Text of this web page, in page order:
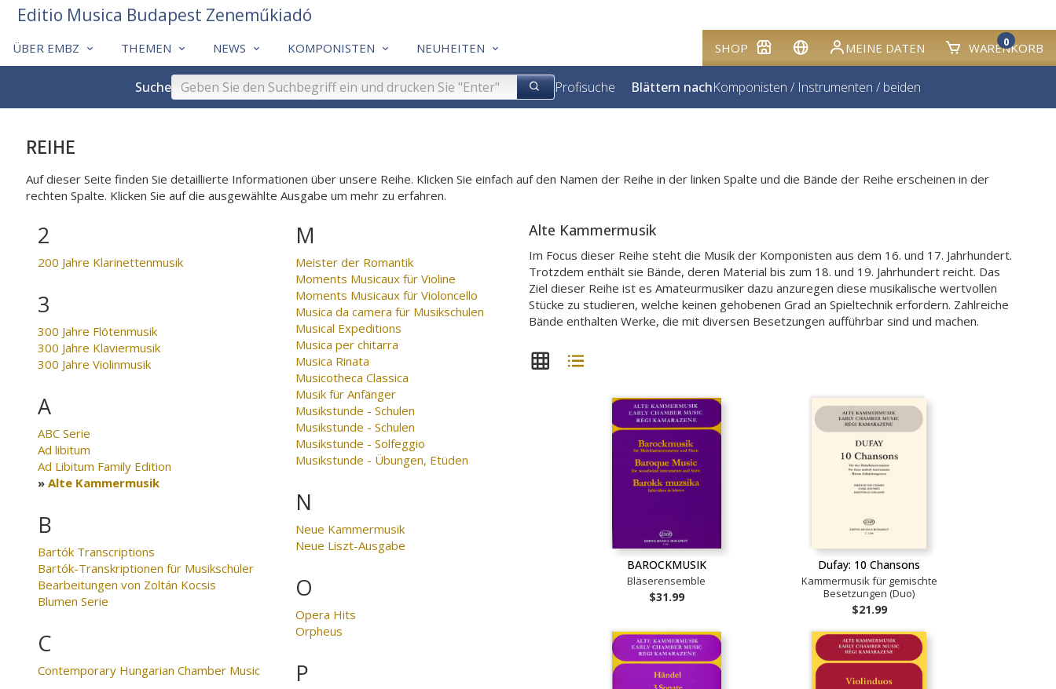
SHOP MEINE DATEN WARENKORB
0
ÜBER EMBZ THEMEN NEWS KOMPONISTEN NEUHEITEN
Editio Musica Budapest Zeneműkiadó
Suche Profisuche Blättern nachKomponisten / Instrumenten / beiden
REIHE
Auf dieser Seite finden Sie detaillierte Informationen über unsere Reihe. Klicken Sie einfach auf den Namen der Reihe in der linken Spalte und die Bände der Reihe erscheinen in der
rechten Spalte. Klicken Sie auf die ausgewählte Ausgabe um mehr zu erfahren.
2
200 Jahre Klarinettenmusik
3
300 Jahre Flötenmusik
300 Jahre Klaviermusik
300 Jahre Violinmusik
A
ABC Serie
Ad libitum
Ad Libitum Family Edition
Alte Kammermusik
B
Bartók Transcriptions
Bartók-Transkriptionen für Musikschüler
Bearbeitungen von Zoltán Kocsis
Blumen Serie
C
Contemporary Hungarian Chamber Music
M
Meister der Romantik
Moments Musicaux für Violine
Moments Musicaux für Violoncello
Musica da camera für Musikschulen
Musical Expeditions
Musica per chitarra
Musica Rinata
Musicotheca Classica
Musik für Anfänger
Musikstunde - Schulen
Musikstunde - Schulen
Musikstunde - Solfeggio
Musikstunde - Übungen, Etüden
N
Neue Kammermusik
Neue Liszt-Ausgabe
O
Opera Hits
Orpheus
P
Alte Kammermusik
Im Focus dieser Reihe steht die Musik der Komponisten aus dem 16. und 17. Jahrhundert.
Trotzdem enthält sie Bände, deren Material bis zum 18. und 19. Jahrhundert reicht. Das
Ziel dieser Reihe ist es Amateurmusiker dazu anzuregen diese musikalische wertvollen
Stücke zu studieren, welche keinen gehobenen Grad an Spieltechnik erfordern. Zahlreiche
Bände enthalten Werke, die mit diversen Besetzungen aufführbar sind und machen.
BAROCKMUSIK
Bläserensemble
$31.99
Dufay: 10 Chansons
Kammermusik für gemischte
Besetzungen (Duo)
$21.99